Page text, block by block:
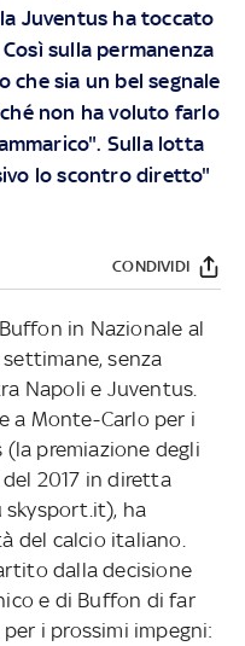
Juventus ha toccato
sulla permanenza
che sia un bel segnale
non ha voluto farlo
Sulla lotta
lo scontro diretto"
CONDIVIDI
in Nazionale al
senza
Napoli e Juventus.
a Monte-Carlo per i
(la premiazione degli
2017 in diretta
skysport.it), ha
calcio italiano.
dalla decisione
e di Buffon di far
i prossimi impegni: